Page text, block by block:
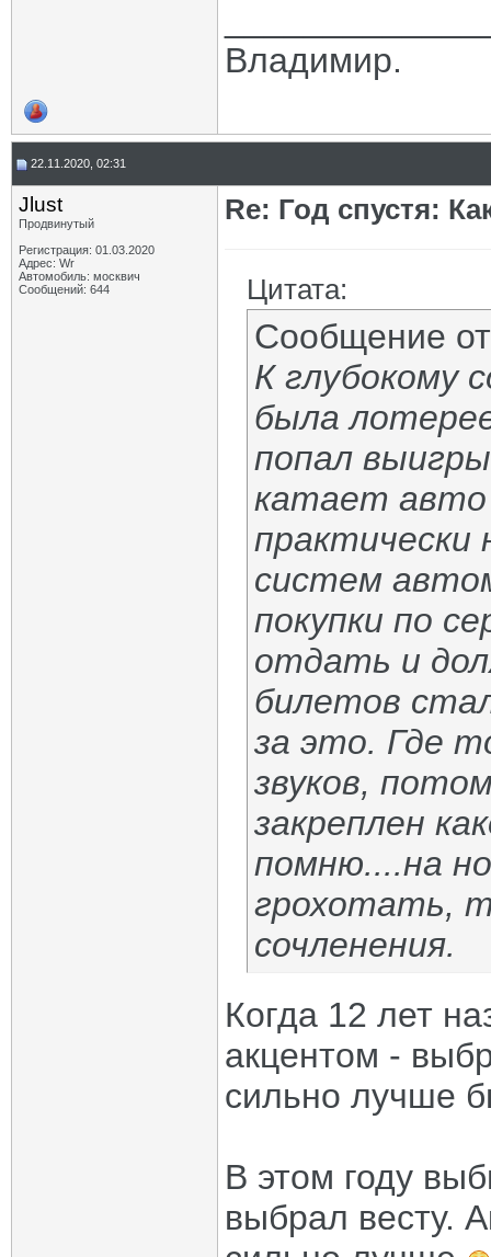
Владимир.
22.11.2020, 02:31
Jlust
Продвинутый
Регистрация: 01.03.2020
Адрес: Wr
Автомобиль: москвич
Сообщений: 644
Re: Год спустя:
Цитата:
Сообщение
К глубокому
была
попал
катает авто
практически
систем
покупки по
отдать и
билетов
за это. Где
звуков,
закреплен
помню....на
грохотать,
сочленения.
Когда 12 лет
акцентом -
сильно лучше
В этом году
выбрал весту.